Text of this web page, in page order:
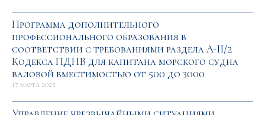
Программа дополнительного
профессионального образования в
соответствии с требованиями раздела А-II/2
Кодекса ПДНВ для капитана морского судна
валовой вместимостью от 500 до 3000
17 марта 2025